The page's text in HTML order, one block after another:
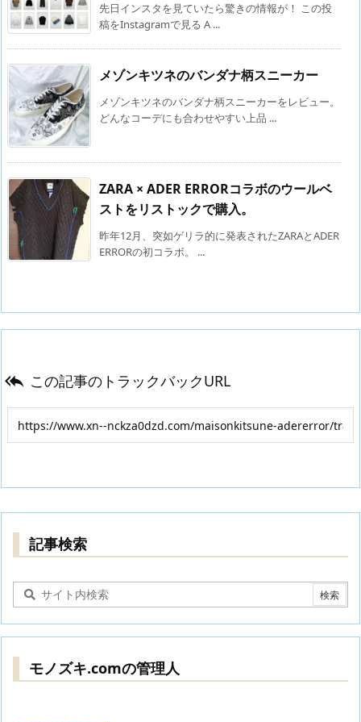
先日インスタを見ていたら驚きの情報が！ この投
稿をInstagramで見る A ...
メゾンキツネのバンダナ柄スニーカー
メゾンキツネのバンダナ柄スニーカーをレビュー。
どんなコーデにも合わせやすい上品 ...
ZARA × ADER ERRORコラボのウールベ
ストをリストックで購入。
昨年12月、突如ゲリラ的に発表されたZARAとADER
ERRORの初コラボ。 ...
 この記事のトラックバックURL
記事検索
モノズキ.comの管理人